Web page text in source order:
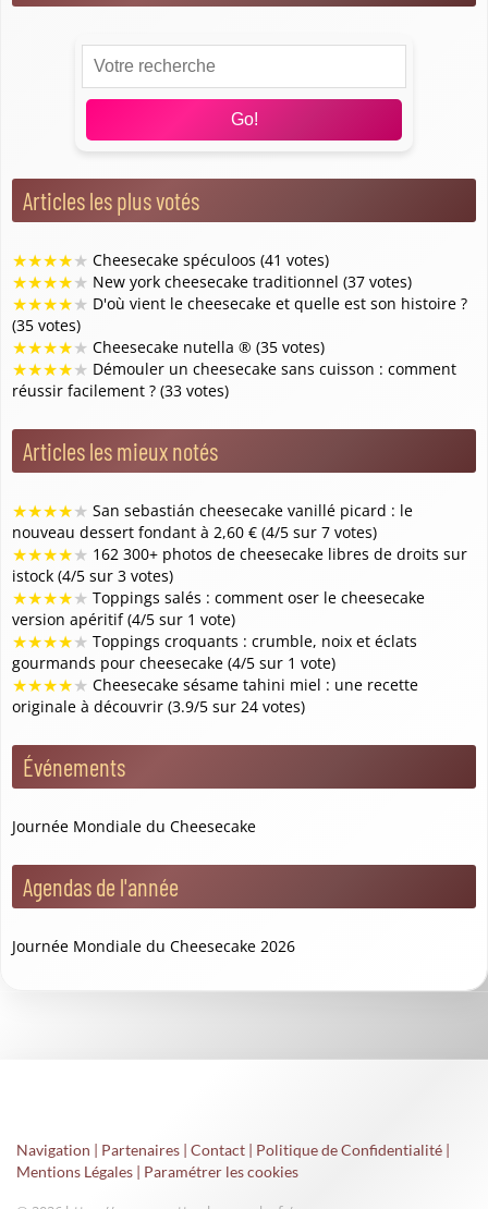
Go!
Articles les plus votés
★★★★★ Cheesecake spéculoos (41 votes)
★★★★★ New york cheesecake traditionnel (37 votes)
★★★★★ D'où vient le cheesecake et quelle est son histoire ?
(35 votes)
★★★★★ Cheesecake nutella ® (35 votes)
★★★★★ Démouler un cheesecake sans cuisson : comment
réussir facilement ? (33 votes)
Articles les mieux notés
★★★★★ San sebastián cheesecake vanillé picard : le
nouveau dessert fondant à 2,60 € (4/5 sur 7 votes)
★★★★★ 162 300+ photos de cheesecake libres de droits sur
istock (4/5 sur 3 votes)
★★★★★ Toppings salés : comment oser le cheesecake
version apéritif (4/5 sur 1 vote)
★★★★★ Toppings croquants : crumble, noix et éclats
gourmands pour cheesecake (4/5 sur 1 vote)
★★★★★ Cheesecake sésame tahini miel : une recette
originale à découvrir (3.9/5 sur 24 votes)
Événements
Journée Mondiale du Cheesecake
Agendas de l'année
Journée Mondiale du Cheesecake 2026
Navigation | Partenaires | Contact | Politique de Confidentialité |
Mentions Légales | Paramétrer les cookies